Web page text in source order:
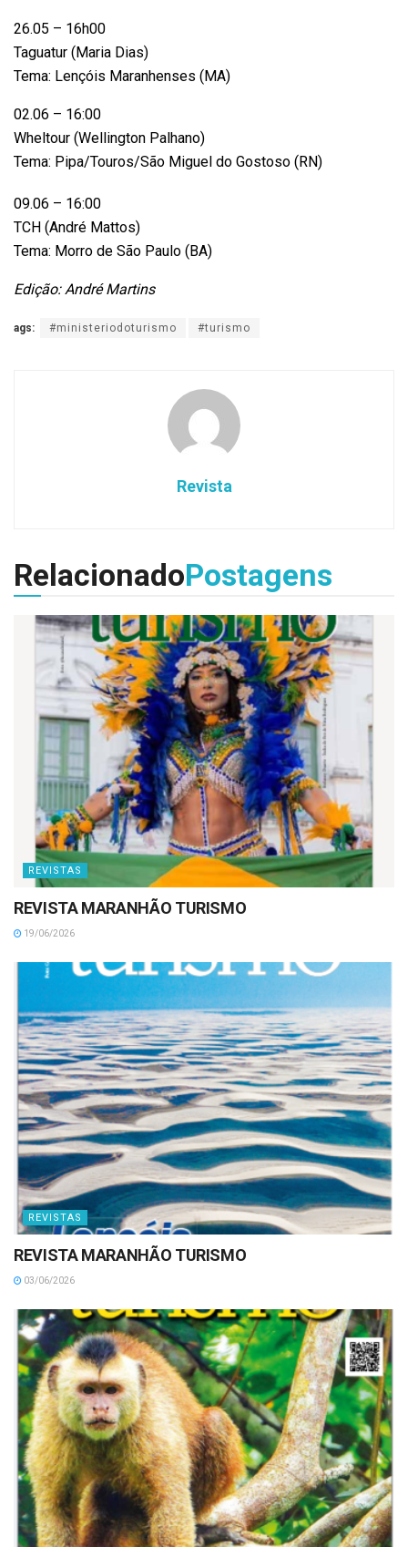
26.05 – 16h00
Taguatur (Maria Dias)
Tema: Lençóis Maranhenses (MA)
02.06 – 16:00
Wheltour (Wellington Palhano)
Tema: Pipa/Touros/São Miguel do Gostoso (RN)
09.06 – 16:00
TCH (André Mattos)
Tema: Morro de São Paulo (BA)
Edição: André Martins
ags: #ministeriodoturismo #turismo
Revista
RelacionadoPostagens
REVISTAS
REVISTA MARANHÃO TURISMO
19/06/2026
REVISTAS
REVISTA MARANHÃO TURISMO
03/06/2026